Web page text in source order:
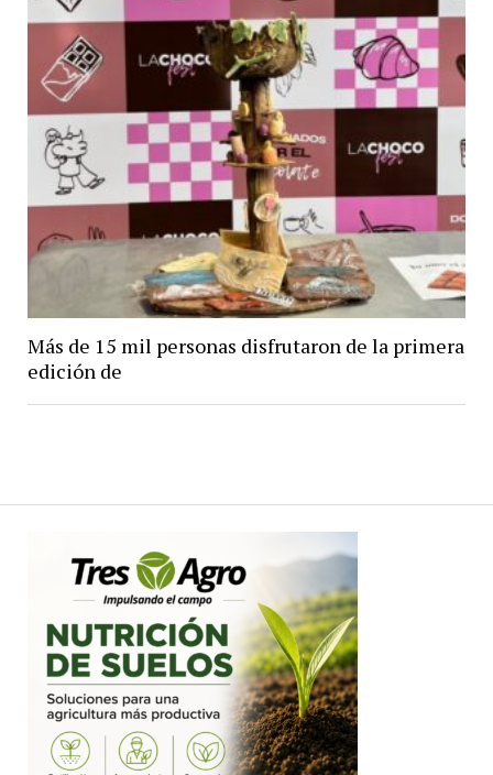
Más de 15 mil personas disfrutaron de la primera
edición de